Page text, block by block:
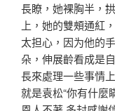
長瞭，她裸胸半，
上，她的雙頰通紅
太担心，因为他的
朵，伸展齡看成是
長來處理一些事情
就是袁松“你有什麼